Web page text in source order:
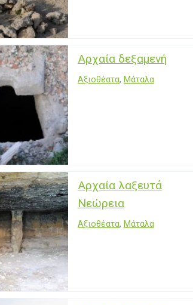
Αρχαία δεξαμενή
Αξιοθέατα, Μάταλα
Αρχαία λαξευτά
Νεώρεια
Αξιοθέατα, Μάταλα